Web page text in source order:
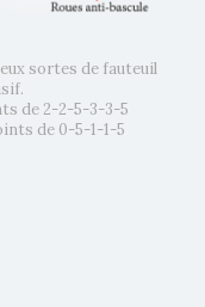
sortes de fauteuil
de 2-2-5-3-3-5
de 0-5-1-1-5